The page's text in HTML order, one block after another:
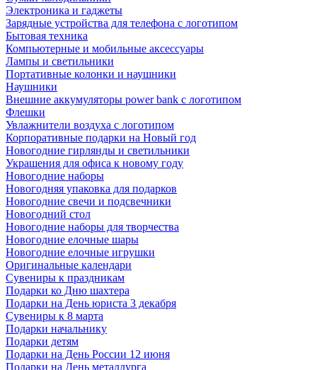
Электроника и гаджеты
Зарядные устройства для телефона с логотипом
Бытовая техника
Компьютерные и мобильные аксессуары
Лампы и светильники
Портативные колонки и наушники
Наушники
Внешние аккумуляторы power bank с логотипом
Флешки
Увлажнители воздуха с логотипом
Корпоративные подарки на Новый год
Новогодние гирлянды и светильники
Украшения для офиса к новому году
Новогодние наборы
Новогодняя упаковка для подарков
Новогодние свечи и подсвечники
Новогодний стол
Новогодние наборы для творчества
Новогодние елочные шары
Новогодние елочные игрушки
Оригинальные календари
Сувениры к праздникам
Подарки ко Дню шахтера
Подарки на День юриста 3 декабря
Сувениры к 8 марта
Подарки начальнику
Подарки детям
Подарки на День России 12 июня
Подарки на День металлурга